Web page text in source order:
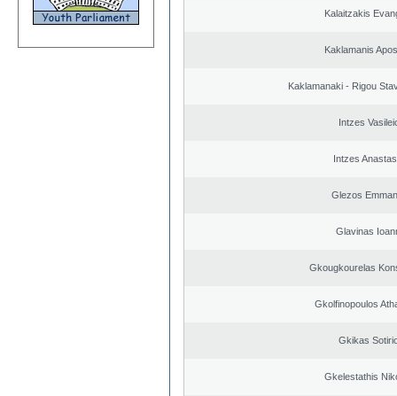
Kalaitzakis
Kaklamanis
Kaklamanaki - Rigou
Intzes
Intzes
Glezos
Glavinas
Gkougkourelas
Gkolfinopoulos
Gkikas
Gkelestathis